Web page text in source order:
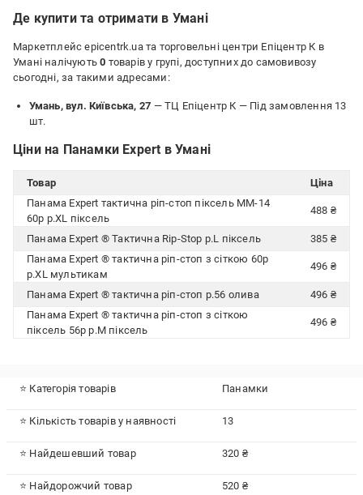
Де купити та отримати в Умані
Маркетплейс epicentrk.ua та торговельні центри Епіцентр К в
Умані налічують0 товарів у групі, доступних до самовивозу
сьогодні, за такими адресами:
Умань, вул. Київська, 27 — ТЦ Епіцентр К — Під замовлення 13
шт.
Ціни на Панамки Expert в Умані
Товар
Ціна
Панама Expert тактична ріп-стоп піксель ММ-14
60р р.XL піксель
488 ₴
Панама Expert ® Тактична Rip-Stop р.L піксель
385 ₴
Панама Expert ® тактична ріп-стоп з сіткою 60р
р.XL мультикам
496 ₴
Панама Expert ® тактична ріп-стоп р.56 олива
496 ₴
Панама Expert ® тактична ріп-стоп з сіткою
піксель 56р р.M піксель
496 ₴
⭐ Категорія товарів Панамки
⭐ Кількість товарів у наявності 13
⭐ Найдешевший товар 320 ₴
⭐ Найдорожчий товар 520 ₴